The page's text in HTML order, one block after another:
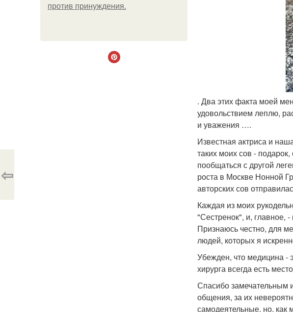
против принуждения.
. Два этих факта моей
удовольствием леплю,
и уважения ….
Известная актриса и
таких моих сов -
пообщаться с другой
роста в Москве Нонной
авторских сов
Каждая из моих
"Сестренок", и, главное,
Признаюсь честно, для
людей, которых я
Убежден, что медицина -
хирурга всегда есть
Спасибо замечательным
общения, за их
самодеятельные, но, как
⇦